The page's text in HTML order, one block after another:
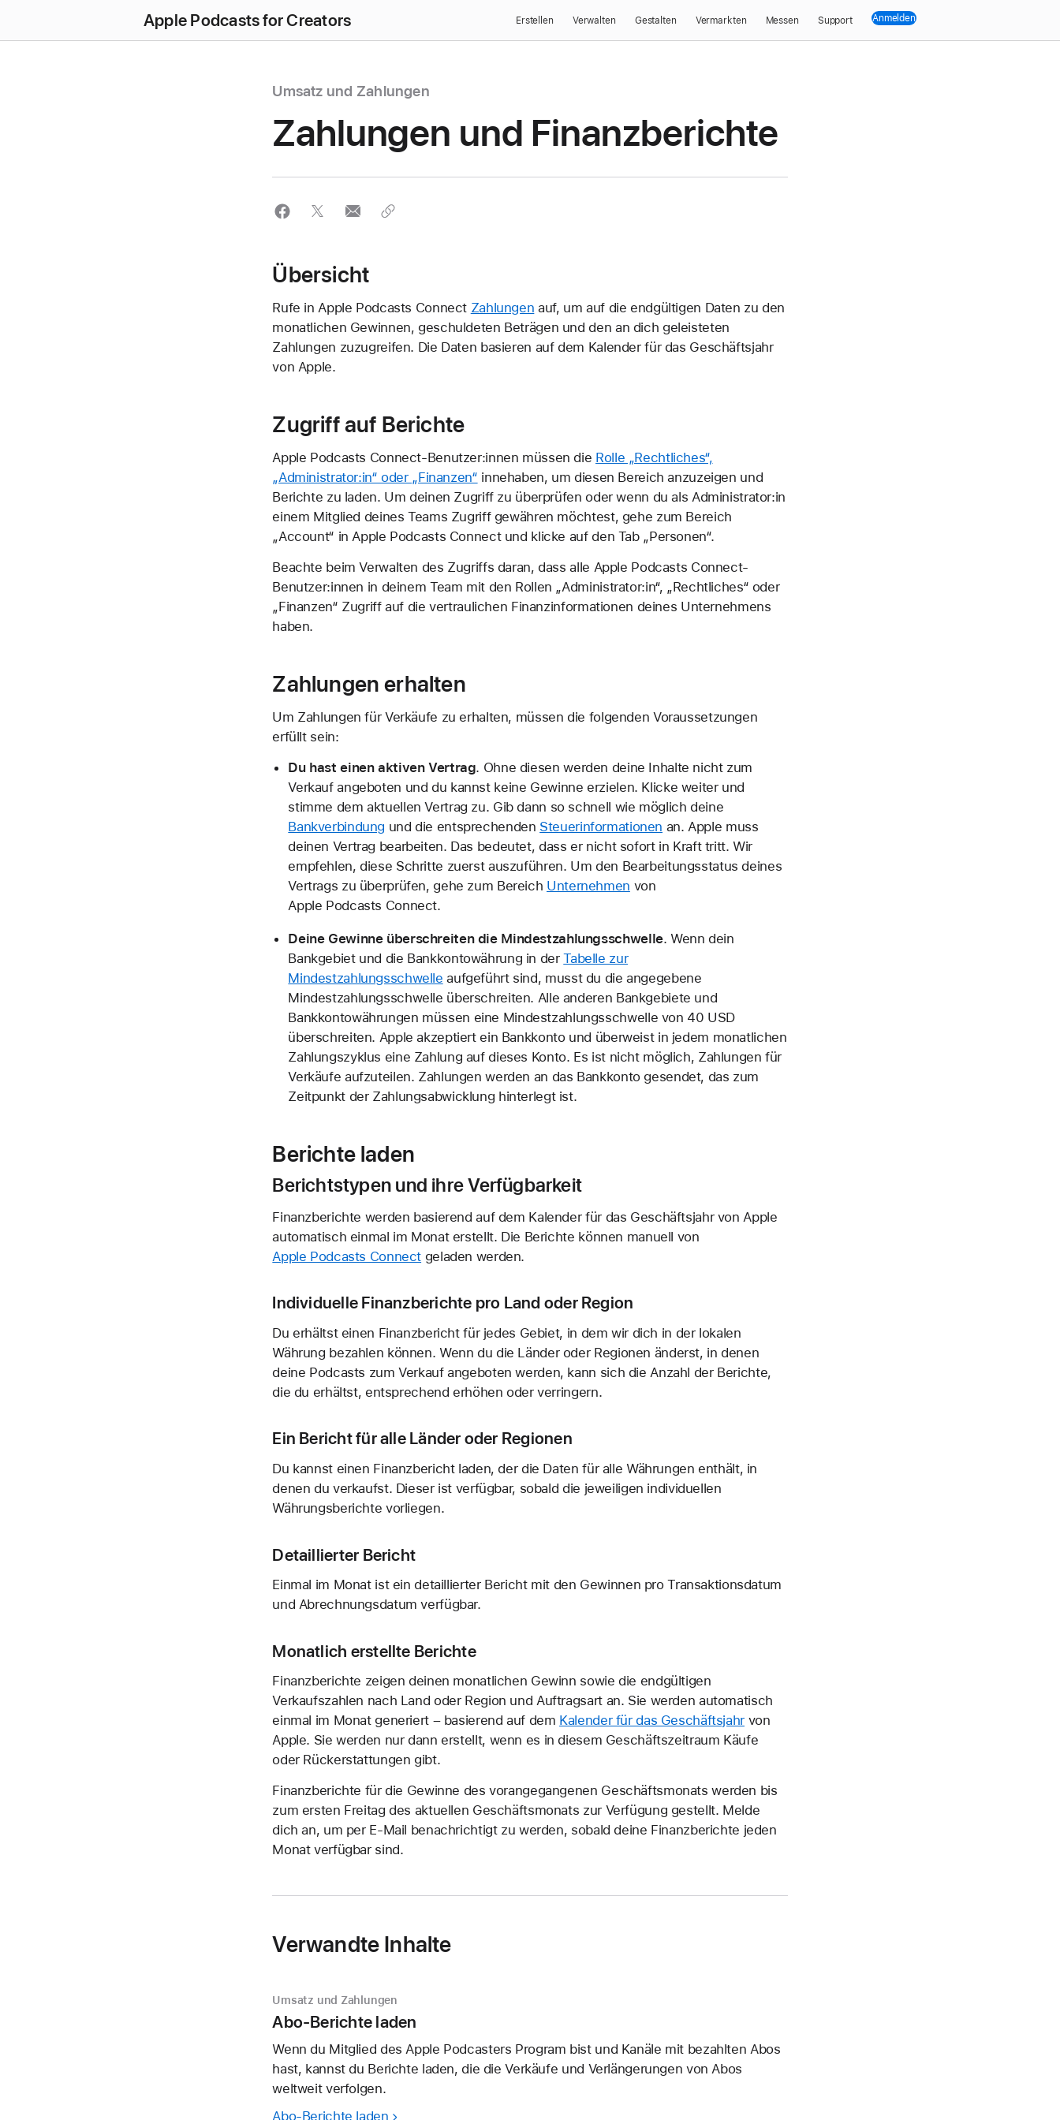
Apple Podcasts for Creators Erstellen Verwalten Gestalten Vermarkten Messen Support Anmelden
Umsatz und Zahlungen
Zahlungen und Finanzberichte
Übersicht
Rufe in Apple Podcasts Connect Zahlungen auf, um auf die endgültigen Daten zu den
monatlichen Gewinnen, geschuldeten Beträgen und den an dich geleisteten
Zahlungen zuzugreifen. Die Daten basieren auf dem Kalender für das Geschäftsjahr
von Apple.
Zugriff auf Berichte
Apple Podcasts Connect-Benutzer:innen müssen die Rolle „Rechtliches“,
„Administrator:in“ oder „Finanzen“ innehaben, um diesen Bereich anzuzeigen und
Berichte zu laden. Um deinen Zugriff zu überprüfen oder wenn du als Administrator:in
einem Mitglied deines Teams Zugriff gewähren möchtest, gehe zum Bereich
„Account“ in Apple Podcasts Connect und klicke auf den Tab „Personen“.
Beachte beim Verwalten des Zugriffs daran, dass alle Apple Podcasts Connect-
Benutzer:innen in deinem Team mit den Rollen „Administrator:in“, „Rechtliches“ oder
„Finanzen“ Zugriff auf die vertraulichen Finanzinformationen deines Unternehmens
haben.
Zahlungen erhalten
Um Zahlungen für Verkäufe zu erhalten, müssen die folgenden Voraussetzungen
erfüllt sein:
Du hast einen aktiven Vertrag. Ohne diesen werden deine Inhalte nicht zum
Verkauf angeboten und du kannst keine Gewinne erzielen. Klicke weiter und
stimme dem aktuellen Vertrag zu. Gib dann so schnell wie möglich deine
Bankverbindung und die entsprechenden Steuerinformationen an. Apple muss
deinen Vertrag bearbeiten. Das bedeutet, dass er nicht sofort in Kraft tritt. Wir
empfehlen, diese Schritte zuerst auszuführen. Um den Bearbeitungsstatus deines
Vertrags zu überprüfen, gehe zum Bereich Unternehmen von
Apple Podcasts Connect.
Deine Gewinne überschreiten die Mindestzahlungsschwelle. Wenn dein
Bankgebiet und die Bankkontowährung in derTabelle zur
Mindestzahlungsschwelle aufgeführt sind, musst du die angegebene
Mindestzahlungsschwelle überschreiten. Alle anderen Bankgebiete und
Bankkontowährungen müssen eine Mindestzahlungsschwelle von 40 USD
überschreiten. Apple akzeptiert ein Bankkonto und überweist in jedem monatlichen
Zahlungszyklus eine Zahlung auf dieses Konto. Es ist nicht möglich, Zahlungen für
Verkäufe aufzuteilen. Zahlungen werden an das Bankkonto gesendet, das zum
Zeitpunkt der Zahlungsabwicklung hinterlegt ist.
Berichte laden
Berichtstypen und ihre Verfügbarkeit
Finanzberichte werden basierend auf dem Kalender für das Geschäftsjahr von Apple
automatisch einmal im Monat erstellt. Die Berichte können manuell von
Apple Podcasts Connect geladen werden.
Individuelle Finanzberichte pro Land oder Region
Du erhältst einen Finanzbericht für jedes Gebiet, in dem wir dich in der lokalen
Währung bezahlen können. Wenn du die Länder oder Regionen änderst, in denen
deine Podcasts zum Verkauf angeboten werden, kann sich die Anzahl der Berichte,
die du erhältst, entsprechend erhöhen oder verringern.
Ein Bericht für alle Länder oder Regionen
Du kannst einen Finanzbericht laden, der die Daten für alle Währungen enthält, in
denen du verkaufst. Dieser ist verfügbar, sobald die jeweiligen individuellen
Währungsberichte vorliegen.
Detaillierter Bericht
Einmal im Monat ist ein detaillierter Bericht mit den Gewinnen pro Transaktionsdatum
und Abrechnungsdatum verfügbar.
Monatlich erstellte Berichte
Finanzberichte zeigen deinen monatlichen Gewinn sowie die endgültigen
Verkaufszahlen nach Land oder Region und Auftragsart an. Sie werden automatisch
einmal im Monat generiert – basierend auf dem Kalender für das Geschäftsjahrvon
Apple. Sie werden nur dann erstellt, wenn es in diesem Geschäftszeitraum Käufe
oder Rückerstattungen gibt.
Finanzberichte für die Gewinne des vorangegangenen Geschäftsmonats werden bis
zum ersten Freitag des aktuellen Geschäftsmonats zur Verfügung gestellt. Melde
dich an, um per E‑Mail benachrichtigt zu werden, sobald deine Finanzberichte jeden
Monat verfügbar sind.
Verwandte Inhalte
Umsatz und Zahlungen
Abo-Berichte laden
Wenn du Mitglied des Apple Podcasters Program bist und Kanäle mit bezahlten Abos
hast, kannst du Berichte laden, die die Verkäufe und Verlängerungen von Abos
weltweit verfolgen.
Abo-Berichte laden